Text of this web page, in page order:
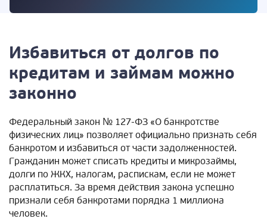
Избавиться от долгов по
кредитам и займам можно
законно
Федеральный закон № 127-ФЗ «О банкротстве
физических лиц» позволяет официально признать себя
банкротом и избавиться от части задолженностей.
Гражданин может списать кредиты и микрозаймы,
долги по ЖКХ, налогам, распискам, если не может
расплатиться. За время действия закона успешно
признали себя банкротами порядка 1 миллиона
человек.